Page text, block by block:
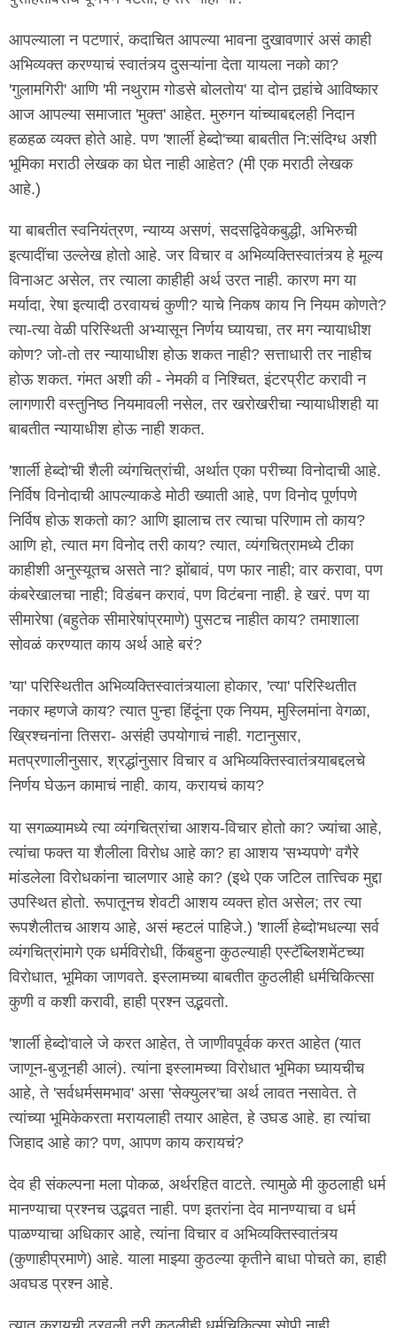
आपल्याला न पटणारं, कदाचित आपल्या भावना दुखावणारं असं काही
अभिव्यक्त करण्याचं स्वातंत्र्य दुसऱ्यांना देता यायला नको का?
'गुलामगिरी' आणि 'मी नथुराम गोडसे बोलतोय' या दोन तर्‍हांचे आविष्कार
आज आपल्या समाजात 'मुक्त' आहेत. मुरुगन यांच्याबद्दलही निदान
हळहळ व्यक्त होते आहे. पण 'शार्ली हेब्दो'च्या बाबतीत नि:संदिग्ध अशी
भूमिका मराठी लेखक का घेत नाही आहेत? (मी एक मराठी लेखक
आहे.)
या बाबतीत स्वनियंत्रण, न्याय्य असणं, सदसद्विवेकबुद्धी, अभिरुची
इत्यादींचा उल्लेख होतो आहे. जर विचार व अभिव्यक्तिस्वातंत्र्य हे मूल्य
विनाअट असेल, तर त्याला काहीही अर्थ उरत नाही. कारण मग या
मर्यादा, रेषा इत्यादी ठरवायचं कुणी? याचे निकष काय नि नियम कोणते?
त्या-त्या वेळी परिस्थिती अभ्यासून निर्णय घ्यायचा, तर मग न्यायाधीश
कोण? जो-तो तर न्यायाधीश होऊ शकत नाही? सत्ताधारी तर नाहीच
होऊ शकत. गंमत अशी की - नेमकी व निश्चित, इंटरप्रीट करावी न
लागणारी वस्तुनिष्ठ नियमावली नसेल, तर खरोखरीचा न्यायाधीशही या
बाबतीत न्यायाधीश होऊ नाही शकत.
'शार्ली हेब्दो'ची शैली व्यंगचित्रांची, अर्थात एका परीच्या विनोदाची आहे.
निर्विष विनोदाची आपल्याकडे मोठी ख्याती आहे, पण विनोद पूर्णपणे
निर्विष होऊ शकतो का? आणि झालाच तर त्याचा परिणाम तो काय?
आणि हो, त्यात मग विनोद तरी काय? त्यात, व्यंगचित्रामध्ये टीका
काहीशी अनुस्यूतच असते ना? झोंबावं, पण फार नाही; वार करावा, पण
कंबरेखालचा नाही; विडंबन करावं, पण विटंबना नाही. हे खरं. पण या
सीमारेषा (बहुतेक सीमारेषांप्रमाणे) पुसटच नाहीत काय? तमाशाला
सोवळं करण्यात काय अर्थ आहे बरं?
'या' परिस्थितीत अभिव्यक्तिस्वातंत्र्याला होकार, 'त्या' परिस्थितीत
नकार म्हणजे काय? त्यात पुन्हा हिंदूंना एक नियम, मुस्लिमांना वेगळा,
ख्रिश्चनांना तिसरा- असंही उपयोगाचं नाही. गटानुसार,
मतप्रणालीनुसार, श्रद्धांनुसार विचार व अभिव्यक्तिस्वातंत्र्याबद्दलचे
निर्णय घेऊन कामाचं नाही. काय, करायचं काय?
या सगळ्यामध्ये त्या व्यंगचित्रांचा आशय-विचार होतो का? ज्यांचा आहे,
त्यांचा फक्त या शैलीला विरोध आहे का? हा आशय 'सभ्यपणे' वगैरे
मांडलेला विरोधकांना चालणार आहे का? (इथे एक जटिल तात्त्विक मुद्दा
उपस्थित होतो. रूपातूनच शेवटी आशय व्यक्त होत असेल; तर त्या
रूपशैलीतच आशय आहे, असं म्हटलं पाहिजे.) 'शार्ली हेब्दो'मधल्या सर्व
व्यंगचित्रांमागे एक धर्मविरोधी, किंबहुना कुठल्याही एस्टॅब्लिशमेंटच्या
विरोधात, भूमिका जाणवते. इस्लामच्या बाबतीत कुठलीही धर्मचिकित्सा
कुणी व कशी करावी, हाही प्रश्न उद्भवतो.
'शार्ली हेब्दो'वाले जे करत आहेत, ते जाणीवपूर्वक करत आहेत (यात
जाणून-बुजूनही आलं). त्यांना इस्लामच्या विरोधात भूमिका घ्यायचीच
आहे, ते 'सर्वधर्मसमभाव' असा 'सेक्युलर'चा अर्थ लावत नसावेत. ते
त्यांच्या भूमिकेकरता मरायलाही तयार आहेत, हे उघड आहे. हा त्यांचा
जिहाद आहे का? पण, आपण काय करायचं?
देव ही संकल्पना मला पोकळ, अर्थरहित वाटते. त्यामुळे मी कुठलाही धर्म
मानण्याचा प्रश्नच उद्भवत नाही. पण इतरांना देव मानण्याचा व धर्म
पाळण्याचा अधिकार आहे, त्यांना विचार व अभिव्यक्तिस्वातंत्र्य
(कुणाहीप्रमाणे) आहे. याला माझ्या कुठल्या कृतीने बाधा पोचते का, हाही
अवघड प्रश्न आहे.